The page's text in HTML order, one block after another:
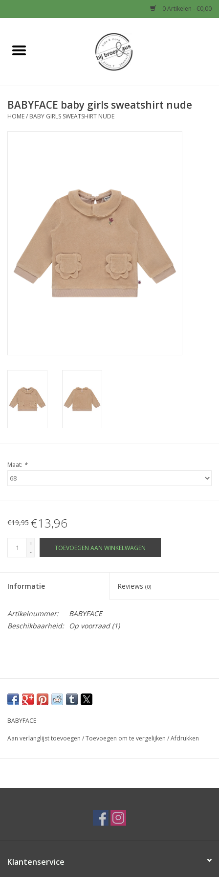
0 Artikelen - €0,00
Home
Baby
Schoenen en Tassen
Speelgoed
Cadeaubonnen
BABYFACE baby girls sweatshirt nude
HOME/ BABY GIRLS SWEATSHIRT NUDE
Maat: *
€19,95 €13,96
+
-
TOEVOEGEN AAN WINKELWAGEN
Informatie Reviews (0)
Artikelnummer:
BABYFACE
Beschikbaarheid:
Op voorraad(1)
BABYFACE
Aan verlanglijst toevoegen /Toevoegen om te vergelijken /Afdrukken
Klantenservice